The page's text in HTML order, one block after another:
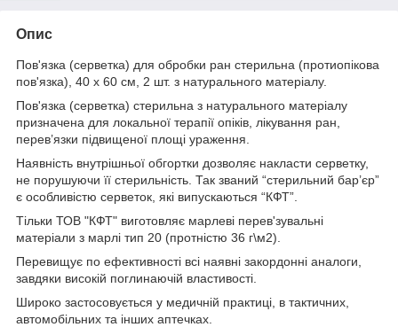
Опис
Пов'язка (серветка) для обробки ран стерильна (протиопікова
пов'язка), 40 x 60 см, 2 шт. з натурального матеріалу.
Пов'язка (серветка) стерильна з натурального матеріалу
призначена для локальної терапії опіків, лікування ран,
перев’язки підвищеної площі ураження.
Наявність внутрішньої обгортки дозволяє накласти серветку,
не порушуючи її стерильність. Так званий “стерильний бар’єр”
є особливістю серветок, які випускаються “КФТ”.
Тільки ТОВ "КФТ" виготовляє марлеві перев'зувальні
матеріали з марлі тип 20 (протністю 36 г\м2).
Перевищує по ефективності всі наявні закордонні аналоги,
завдяки високій поглинаючій властивості.
Широко застосовується у медичній практиці, в тактичних,
автомобільних та інших аптечках.